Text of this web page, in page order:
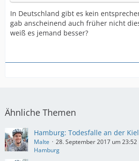
In Deutschland gibt es kein
gab anscheinend auch früher nicht
weiß es jemand besser?
Ähnliche Themen
Hamburg: Todesfalle an der
Malte
28. September 2017 um 23:52
Hamburg